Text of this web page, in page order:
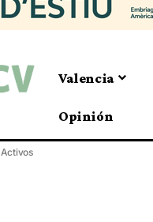
Valencia
Opinión
Activos